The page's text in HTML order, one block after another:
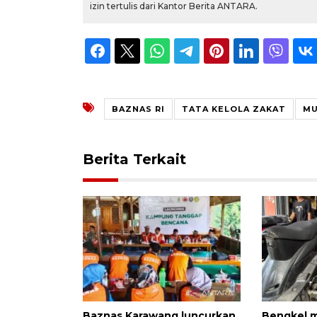
izin tertulis dari Kantor Berita ANTARA.
BAZNAS RI TATA KELOLA ZAKAT
Berita Terkait